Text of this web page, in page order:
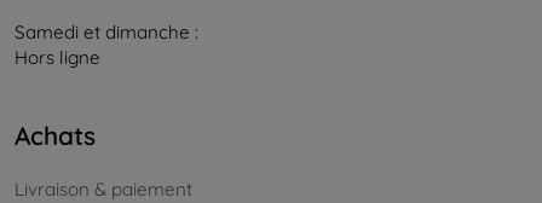
Samedi et dimanche :
Hors ligne
Achats
Livraison & paiement